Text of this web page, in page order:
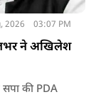
2026 03:07 PM
ने अखिलेश
सपा की PDA